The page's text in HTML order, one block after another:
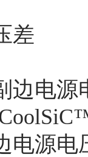
差
边电
电源电